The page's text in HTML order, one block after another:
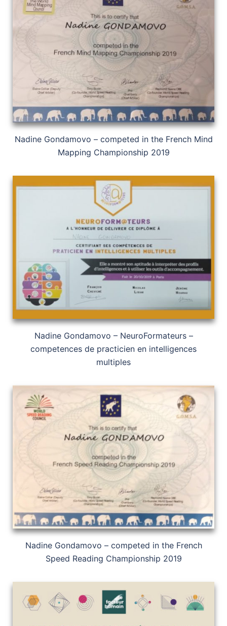
Nadine Gondamovo – competed in the French Mind
Mapping Championship 2019
Nadine Gondamovo – NeuroFormateurs –
competences de practicien en intelligences
multiples
Nadine Gondamovo – competed in the French
Speed Reading Championship 2019